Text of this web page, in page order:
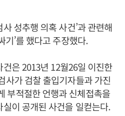
성추행 의혹 사건’과 관련해
기’를 했다고 주장했다.
은 2013년 12월26일 이진한
사가 검찰 출입기자들과 가진
부적절한 언행과 신체접촉을
이 공개된 사건을 일컫는다.